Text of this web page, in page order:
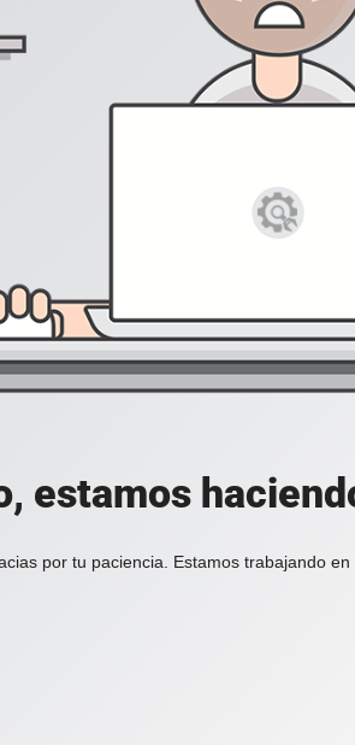
estamos
por tu paciencia. Estamos trabajando